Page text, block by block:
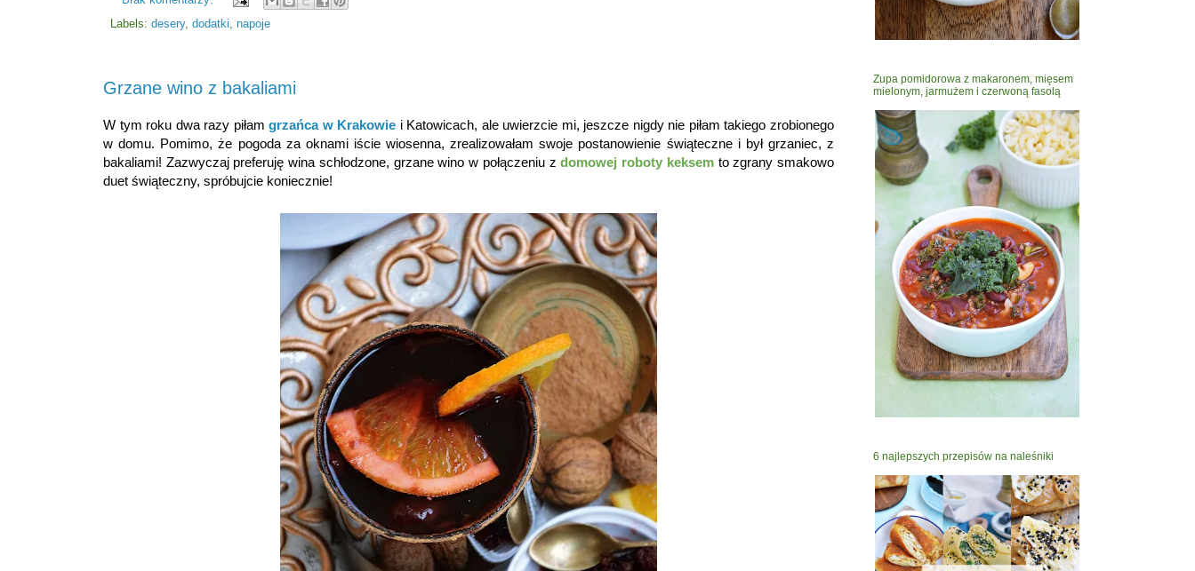
Labels: desery, dodatki, napoje
Grzane wino z bakaliami
W tym roku dwa razy piłamgrzańca w Krakowie i Katowicach, ale uwierzcie mi, jeszcze nigdy nie piłam takiego zrobionego
w domu. Pomimo, że pogoda za oknami iście wiosenna, zrealizowałam swoje postanowienie świąteczne i był grzaniec, z
bakaliami! Zazwyczaj preferuję wina schłodzone, grzane wino w połączeniu zdomowej roboty keksemto zgrany smakowo
duet świąteczny, spróbujcie koniecznie!
Zupa pomidorowa z makaronem, mięsem
mielonym, jarmużem i czerwoną fasolą
6 najlepszych przepisów na naleśniki